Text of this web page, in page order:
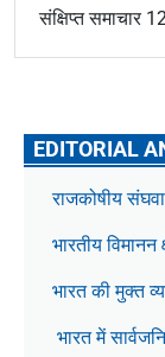
संक्षिप्त समाचार
EDITORIAL
राजकोषीय
भारतीय
भारत की मुक्त
भारत में